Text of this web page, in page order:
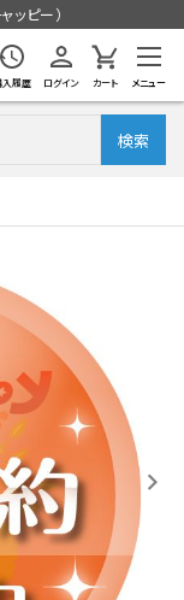
ッピー）
入履歴 ログイン カート メニュー
検索